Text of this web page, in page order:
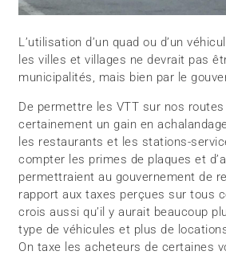
L’utilisation d’un quad ou d’un
les villes et villages ne devrait pas
municipalités, mais bien par le
De permettre les VTT sur nos
certainement un gain en
les restaurants et les stations-
compter les primes de plaques et
permettraient au gouvernement de
rapport aux taxes perçues sur tous
crois aussi qu’il y aurait beaucoup
type de véhicules et plus de
On taxe les acheteurs de certaines